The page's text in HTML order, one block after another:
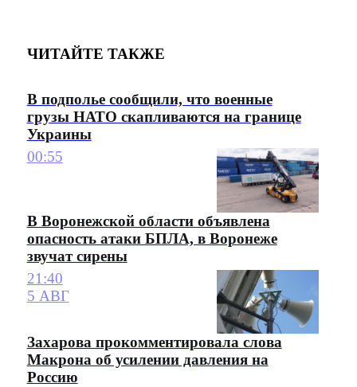
ЧИТАЙТЕ ТАКЖЕ
В подполье сообщили, что военные
грузы НАТО скапливаются на границе
Украины
00:55
В Воронежской области объявлена
опасность атаки БПЛА, в Воронеже
звучат сирены
21:40
5 АВГ
Захарова прокомментировала слова
Макрона об усилении давления на
Россию